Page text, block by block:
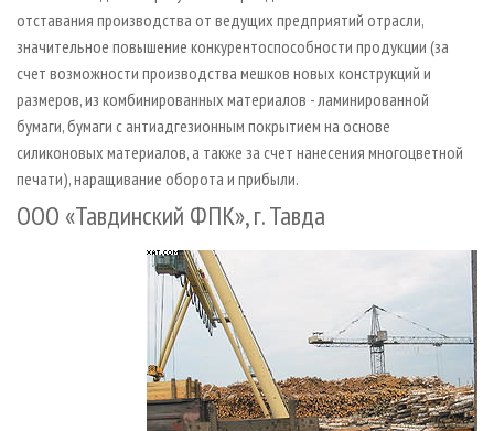
отставания производства от ведущих предприятий отрасли,
значительное повышение конкурентоспособности продукции (за
счет возможности производства мешков новых конструкций и
размеров, из комбинированных материалов - ламинированной
бумаги, бумаги с антиадгезионным покрытием на основе
силиконовых материалов, а также за счет нанесения многоцветной
печати), наращивание оборота и прибыли.
ООО «Тавдинский ФПК», г. Тавда